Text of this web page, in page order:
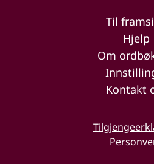
Til
Hjelp
Om
Kontakt